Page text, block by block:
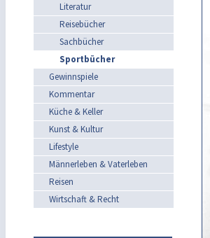
Literatur
Reisebücher
Sachbücher
Sportbücher
Gewinnspiele
Kommentar
Küche & Keller
Kunst & Kultur
Lifestyle
Männerleben & Vaterleben
Reisen
Wirtschaft & Recht